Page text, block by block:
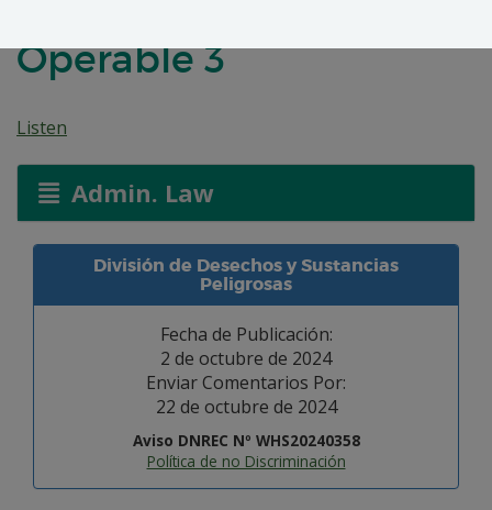
Operable 3
Listen
Admin. Law
División de Desechos y Sustancias
Peligrosas
Fecha de Publicación:
2 de octubre de 2024
Enviar Comentarios Por:
22 de octubre de 2024
Aviso DNREC Nº WHS20240358
Política de no Discriminación